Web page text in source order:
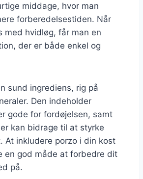
middage, hvor man
forberedelsestiden. Når
med hvidløg, får man en
der er både enkel og
sund ingrediens, rig på
Den indeholder
gode for fordøjelsen, samt
kan bidrage til at styrke
At inkludere porzo i din kost
en god måde at forbedre dit
på.